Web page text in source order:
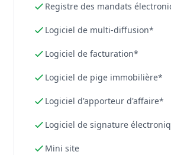
Registre des mandats
Logiciel de multi-diffusion*
Logiciel de facturation*
Logiciel de pige immobilière*
Logiciel d'apporteur d'affaire*
Logiciel de signature
Mini site